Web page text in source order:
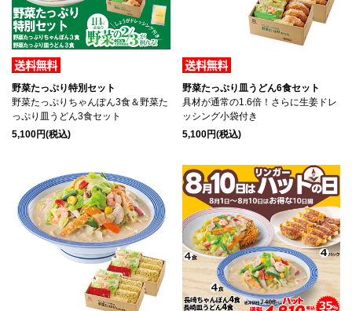
野菜たっぷり特別セット
野菜たっぷりちゃんぽん3食＆野菜た
っぷり皿うどん3食セット
5,100円(税込)
野菜たっぷり皿うどん6食セット
具材が通常の1.6倍！さらに生姜ドレ
ッシング小袋付き
5,100円(税込)